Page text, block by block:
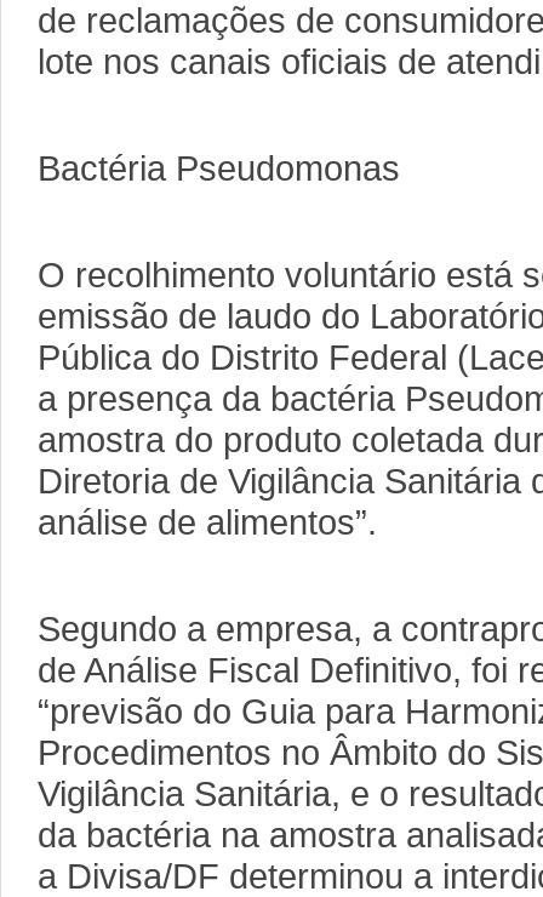
de reclamações de
lote nos canais oficiais de
Bactéria Pseudomonas
O recolhimento voluntário está
emissão de laudo do
Pública do Distrito Federal
a presença da bactéria
amostra do produto coletada
Diretoria de Vigilância Sanitária
análise de alimentos”.
Segundo a empresa, a
de Análise Fiscal Definitivo, foi
“previsão do Guia para
Procedimentos no Âmbito do
Vigilância Sanitária, e o
da bactéria na amostra
a Divisa/DF determinou a